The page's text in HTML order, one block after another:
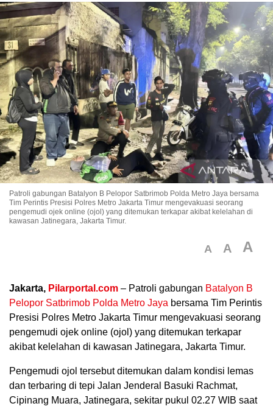
Patroli gabungan Batalyon B Pelopor Satbrimob Polda Metro Jaya bersama
Tim Perintis Presisi Polres Metro Jakarta Timur mengevakuasi seorang
pengemudi ojek online (ojol) yang ditemukan terkapar akibat kelelahan di
kawasan Jatinegara, Jakarta Timur.
A A A
Jakarta, Pilarportal.com – Patroli gabungan Batalyon B
Pelopor Satbrimob Polda Metro Jaya bersama Tim Perintis
Presisi Polres Metro Jakarta Timur mengevakuasi seorang
pengemudi ojek online (ojol) yang ditemukan terkapar
akibat kelelahan di kawasan Jatinegara, Jakarta Timur.
Pengemudi ojol tersebut ditemukan dalam kondisi lemas
dan terbaring di tepi Jalan Jenderal Basuki Rachmat,
Cipinang Muara, Jatinegara, sekitar pukul 02.27 WIB saat